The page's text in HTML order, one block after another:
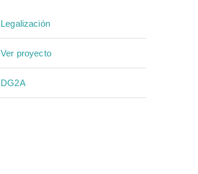
Legalización
Ver proyecto
DG2A